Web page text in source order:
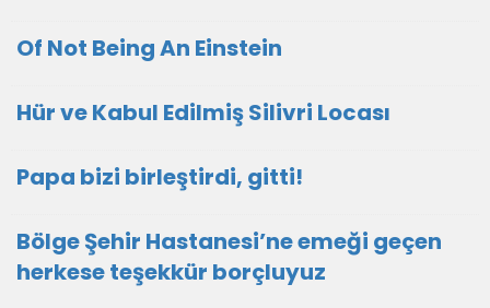
Of Not Being An Einstein
Hür ve Kabul Edilmiş Silivri Locası
Papa bizi birleştirdi, gitti!
Bölge Şehir Hastanesi’ne emeği geçen
herkese teşekkür borçluyuz